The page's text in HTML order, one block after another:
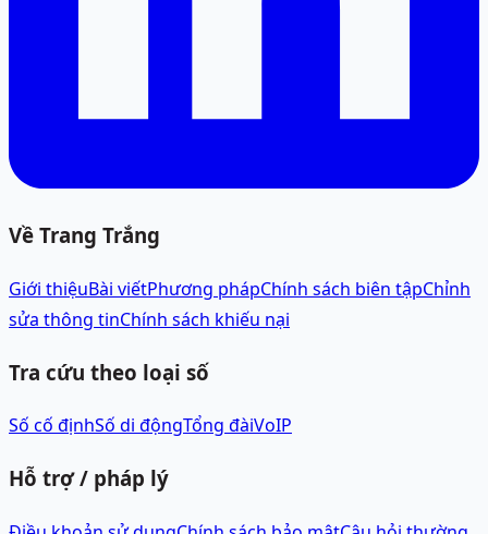
Về Trang Trắng
Giới thiệuBài viếtPhương phápChính sách biên tậpChỉnh
sửa thông tinChính sách khiếu nại
Tra cứu theo loại số
Số cố địnhSố di độngTổng đàiVoIP
Hỗ trợ / pháp lý